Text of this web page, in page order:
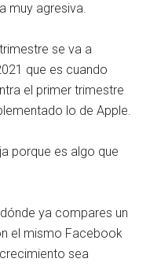
muy agresiva.
se va a
que es cuando
el primer trimestre
lo de Apple.
porque es algo que
ya compares un
el mismo Facebook
sea